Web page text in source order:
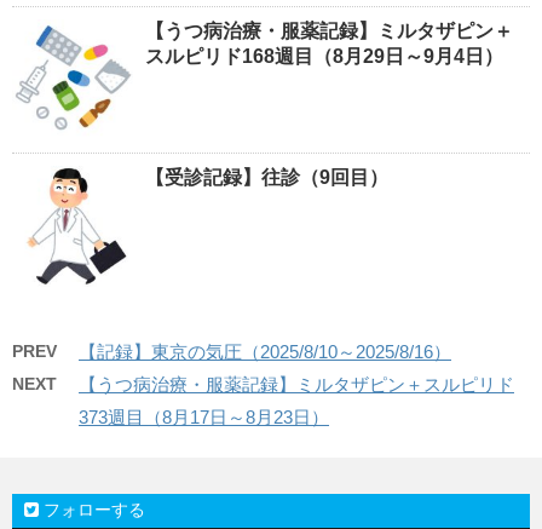
【うつ病治療・服薬記録】ミルタザピン＋
スルピリド168週目（8月29日～9月4日）
【受診記録】往診（9回目）
PREV 【記録】東京の気圧（2025/8/10～2025/8/16）
NEXT
【うつ病治療・服薬記録】ミルタザピン＋スルピリド
373週目（8月17日～8月23日）
フォローする